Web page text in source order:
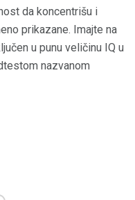
da koncentrišu i
prikazane. Imajte na
u punu veličinu IQ u
nazvanom